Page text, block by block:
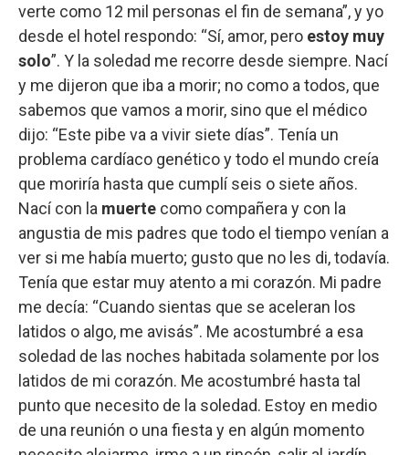
verte como 12 mil personas el fin de semana”, y yo
desde el hotel respondo: “Sí, amor, pero estoy muy
solo”. Y la soledad me recorre desde siempre. Nací
y me dijeron que iba a morir; no como a todos, que
sabemos que vamos a morir, sino que el médico
dijo: “Este pibe va a vivir siete días”. Tenía un
problema cardíaco genético y todo el mundo creía
que moriría hasta que cumplí seis o siete años.
Nací con la muerte como compañera y con la
angustia de mis padres que todo el tiempo venían a
ver si me había muerto; gusto que no les di, todavía.
Tenía que estar muy atento a mi corazón. Mi padre
me decía: “Cuando sientas que se aceleran los
latidos o algo, me avisás”. Me acostumbré a esa
soledad de las noches habitada solamente por los
latidos de mi corazón. Me acostumbré hasta tal
punto que necesito de la soledad. Estoy en medio
de una reunión o una fiesta y en algún momento